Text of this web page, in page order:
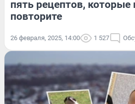
пять рецептов, которые
повторите
26 февраля, 2025, 14:00 1 527